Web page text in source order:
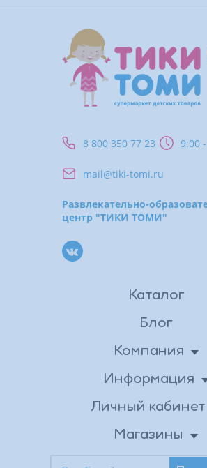
8 800 350 77 23 9:00
mail@tiki-tomi.ru
Развлекательно-
центр "ТИКИ ТОМИ"
Каталог
Блог
Компания
Новости
Контакты
Информация
Доставка
Возврат товара
Личный кабинет
Личные данные
Бонусная программа
Магазины
Адреса магазинов